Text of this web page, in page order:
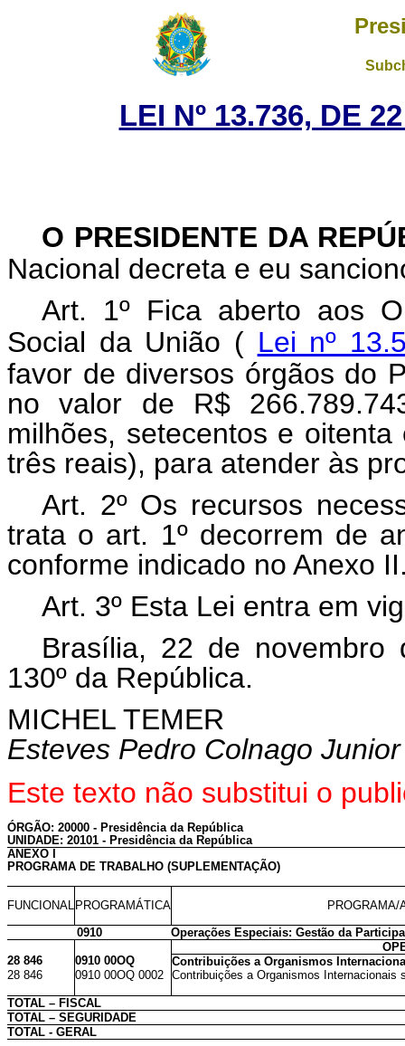
LEI Nº 13.736, DE
O PRESIDENTE DA
Nacional decreta e eu
Art. 1º Fica aberto aos
Social da União ( Lei nº
favor de diversos órgãos do
no valor de R$
milhões, setecentos e
três reais), para atender às
Art. 2º Os recursos
trata o art. 1º decorrem de
conforme indicado no Anexo
Art. 3º Esta Lei entra em
Brasília, 22 de novembro
130º da República.
MICHEL TEMER
Esteves Pedro Colnago Junior
Este texto não substitui o
ÓRGÃO: 20000 - Presidência da República
UNIDADE: 20101 - Presidência da República
ANEXO I
PROGRAMA DE TRABALHO (SUPLEMENTAÇÃO)
FUNCIONAL PROGRAMÁTICA
PROGRAMA/
0910
Operações Especiais: Gestão da
28 846
0910 00OQ
Contribuições a Organismos
28 846
0910 00OQ 0002 Contribuições a Organismos
TOTAL – FISCAL
TOTAL – SEGURIDADE
TOTAL - GERAL